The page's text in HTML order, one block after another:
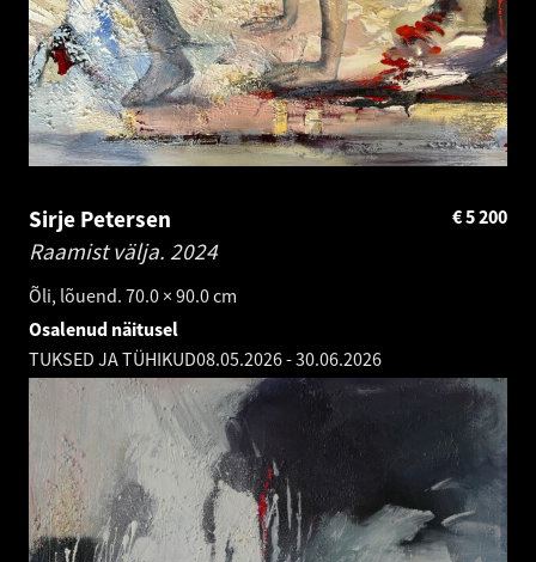
Sirje Petersen
Raamist välja. 2024
Õli, lõuend. 70.0 × 90.0 cm
5 200
€
Osalenud näitusel
TUKSED JA TÜHIKUD08.05.2026-30.06.2026